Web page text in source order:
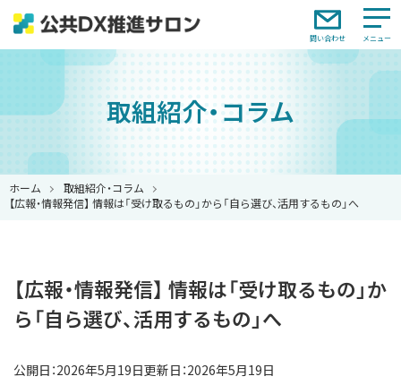
問い合わせ
取組紹介・コラム
ホーム
取組紹介・コラム
【広報・情報発信】 情報は「受け取るもの」から「自ら選び、活用するもの」へ
【広報・情報発信】 情報は「受け取るもの」か
ら「自ら選び、活用するもの」へ
公開日：2026年5月19日更新日：2026年5月19日